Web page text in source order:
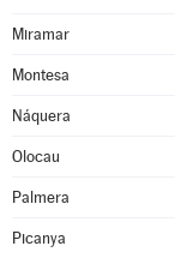
Miramar
Montesa
Náquera
Olocau
Palmera
Picanya